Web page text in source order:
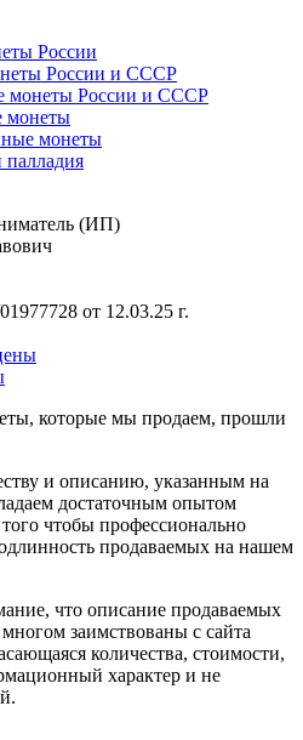
России
России и СССР
монеты России и СССР
монеты
монеты
(ИП)
от 12.03.25 г.
которые мы продаем, прошли
и описанию, указанным на
достаточным опытом
чтобы профессионально
продаваемых на нашем
что описание продаваемых
заимствованы с сайта
количества, стоимости,
характер и не